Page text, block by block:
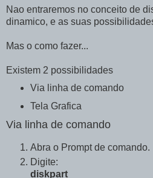
Nao entraremos no conceito de
dinamico, e as suas
Mas o como fazer...
Existem 2 possibilidades
Via linha de comando
Tela Grafica
Via linha de comando
Abra o Prompt de comando.
Digite:
diskpart